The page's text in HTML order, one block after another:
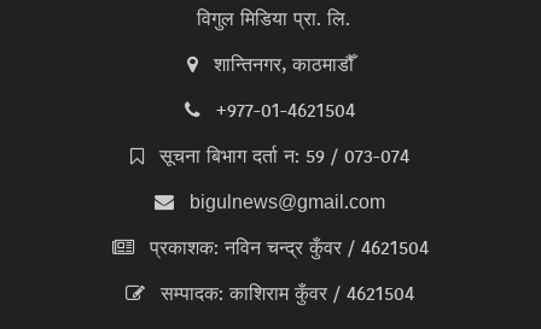
विगुल मिडिया प्रा. लि.
शान्तिनगर, काठमाडौँ
+977-01-4621504
सूचना बिभाग दर्ता न: 59 / 073-074
bigulnews@gmail.com
प्रकाशक: नविन चन्द्र कुँवर / 4621504
सम्पादक: काशिराम कुँवर / 4621504